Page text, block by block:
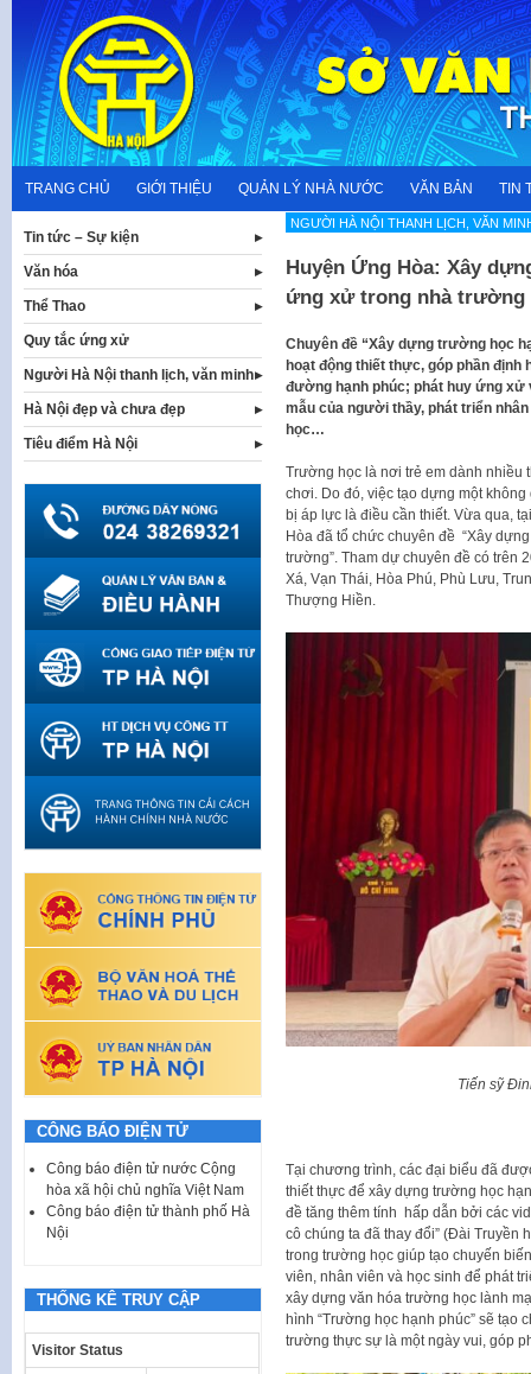
content
TRANG CHỦ GIỚI THIỆU QUẢN LÝ NHÀ NƯỚC VĂN BẢN TIN
NGƯỜI HÀ NỘI THANH LỊCH, VĂN
Huyện Ứng Hòa: Xây
ứng xử trong nhà trường
Chuyên đề “Xây dựng trường học
hoạt động thiết thực, góp phần
đường hạnh phúc; phát huy ứng
mẫu của người thầy, phát triển
học…
Trường học là nơi trẻ em dành nhiều
chơi. Do đó, việc tạo dựng một
bị áp lực là điều cần thiết. Vừa qua,
Hòa đã tổ chức chuyên đề “Xây
trường”. Tham dự chuyên đề có trên
Xá, Vạn Thái, Hòa Phú, Phù Lưu,
Thượng Hiền.
Tiến sỹ
Tại chương trình, các đại biểu đã
thiết thực để xây dựng trường học
đề tăng thêm tính hấp dẫn bởi các
cô chúng ta đã thay đổi” (Đài Truyền
trong trường học giúp tạo chuyến
viên, nhân viên và học sinh để phát
xây dựng văn hóa trường học lành
hình “Trường học hạnh phúc” sẽ tạo
trường thực sự là một ngày vui, góp
Tin tức – Sự kiện
Văn hóa
Thể Thao
Quy tắc ứng xử
Người Hà Nội thanh lịch, văn minh
Hà Nội đẹp và chưa đẹp
Tiêu điểm Hà Nội
CÔNG BÁO ĐIỆN TỬ
Công báo điện tử nước Cộng
hòa xã hội chủ nghĩa Việt Nam
Công báo điện tử thành phố Hà
Nội
THỐNG KÊ TRUY CẬP
Visitor Status